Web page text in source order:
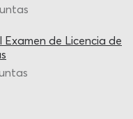
Examen de Licencia de